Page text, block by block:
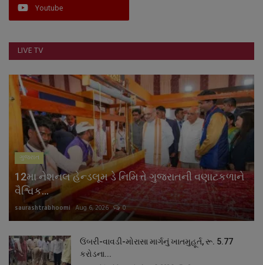
Youtube
LIVE TV
ગુજરાત
12મા નેશનલ હેન્ડલૂમ ડે નિમિત્તે ગુજરાતની વણાટકળાને
વૈશ્વિક...
saurashtrabhoomi Aug 6, 2026 0
ઉંબરી-વાવડી-મોરાસા માર્ગનું ખાતમુહૂર્ત, રૂ. 5.77
કરોડના...